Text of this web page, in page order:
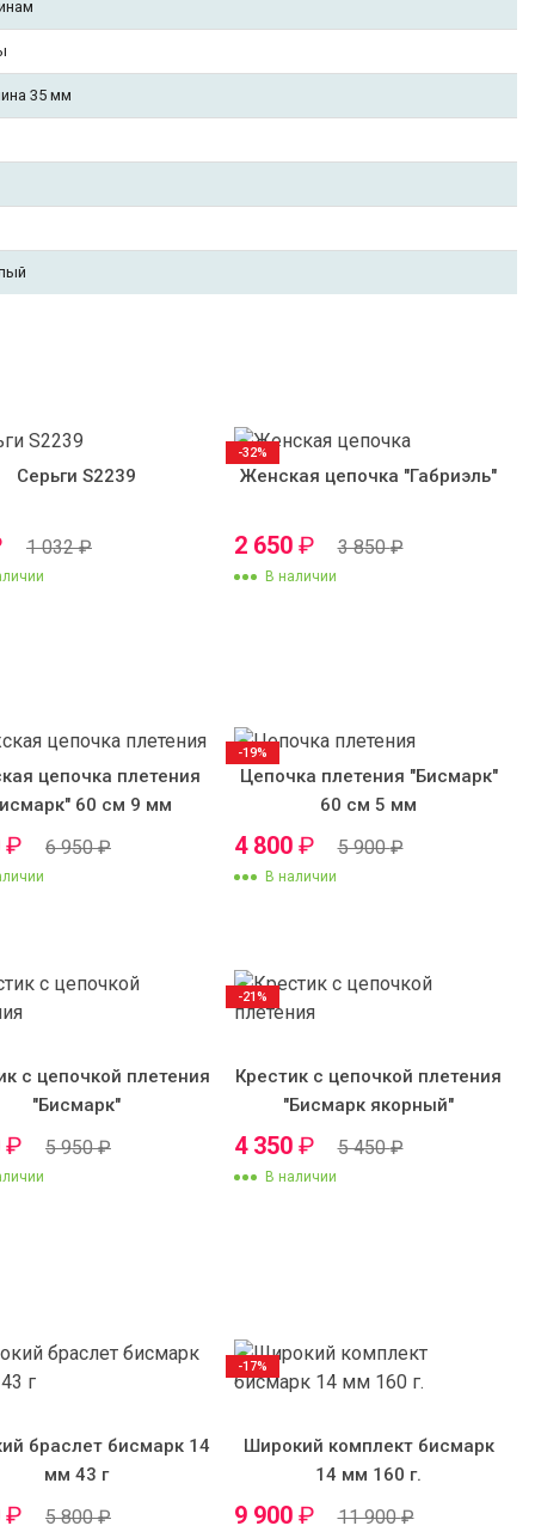
35 мм
Серьги S2239
1 032₽
Женская цепочка "Габриэль"
2 650 ₽ 3 850₽
В наличии
-32%
цепочка плетения
60 см 9 мм
₽ 6 950₽
Цепочка плетения "Бисмарк"
60 см 5 мм
4 800 ₽ 5 900₽
В наличии
-19%
с цепочкой плетения
"Бисмарк"
₽ 5 950₽
Крестик с цепочкой плетения
"Бисмарк якорный"
4 350 ₽ 5 450₽
В наличии
-21%
браслет бисмарк 14
мм 43 г
₽ 5 800₽
Широкий комплект бисмарк
14 мм 160 г.
9 900 ₽ 11 900₽
-17%